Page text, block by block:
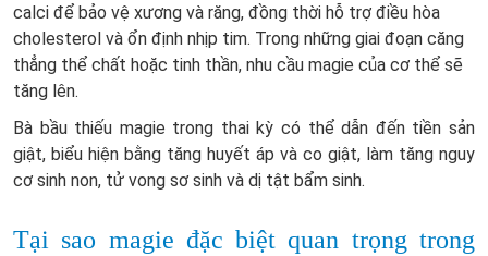
calci để bảo vệ xương và răng, đồng thời hỗ trợ điều hòa
cholesterol và ổn định nhịp tim. Trong những giai đoạn căng
thẳng thể chất hoặc tinh thần, nhu cầu magie của cơ thể sẽ
tăng lên.
Bà bầu thiếu magie trong thai kỳ có thể dẫn đến tiền sản
giật, biểu hiện bằng tăng huyết áp và co giật, làm tăng nguy
cơ sinh non, tử vong sơ sinh và dị tật bẩm sinh.
Tại sao magie đặc biệt quan trọng trong